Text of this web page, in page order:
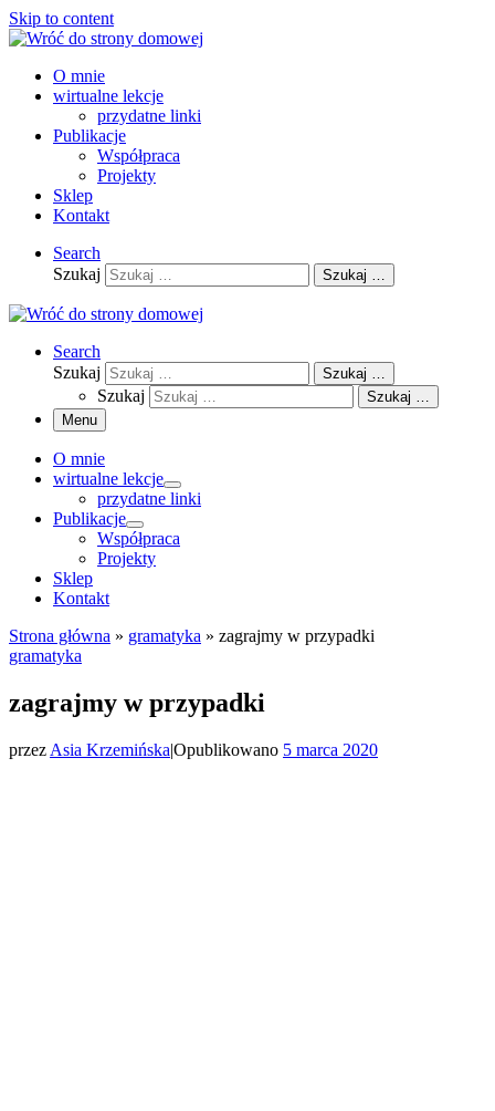
Skip to content
O mnie
wirtualne lekcje
przydatne linki
Publikacje
Współpraca
Projekty
Sklep
Kontakt
Search
Szukaj
Szukaj …
Search
Szukaj
Szukaj …
Szukaj
Szukaj …
Menu
O mnie
wirtualne lekcje
przydatne linki
Publikacje
Współpraca
Projekty
Sklep
Kontakt
Strona główna » gramatyka » zagrajmy w przypadki
gramatyka
zagrajmy w przypadki
przez Asia Krzemińska|Opublikowano 5 marca 2020